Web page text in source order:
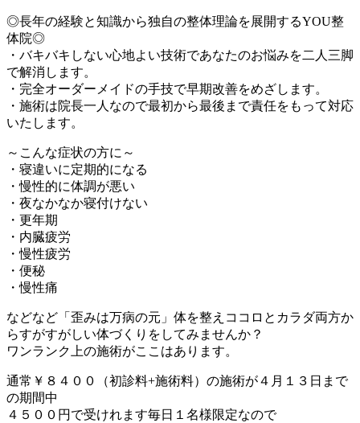
◎長年の経験と知識から独自の整体理論を展開するYOU整
体院◎
・バキバキしない心地よい技術であなたのお悩みを二人三脚
で解消します。
・完全オーダーメイドの手技で早期改善をめざします。
・施術は院長一人なので最初から最後まで責任をもって対応
いたします。
～こんな症状の方に～
・寝違いに定期的になる
・慢性的に体調が悪い
・夜なかなか寝付けない
・更年期
・内臓疲労
・慢性疲労
・便秘
・慢性痛
などなど「歪みは万病の元」体を整えココロとカラダ両方か
らすがすがしい体づくりをしてみませんか？
ワンランク上の施術がここはあります。
通常￥８４００（初診料+施術料）の施術が４月１３日まで
の期間中
４５００円で受けれます毎日１名様限定なので